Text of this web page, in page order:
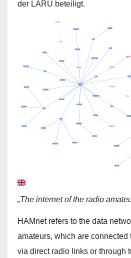
der LARU beteiligt.
„The internet of the radio
HAMnet refers to the data
amateurs, which are connected
via direct radio links or through